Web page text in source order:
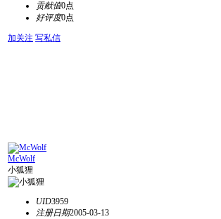
贡献值0点
好评度0点
加关注 写私信
McWolf
小狐狸
UID3959
注册日期2005-03-13